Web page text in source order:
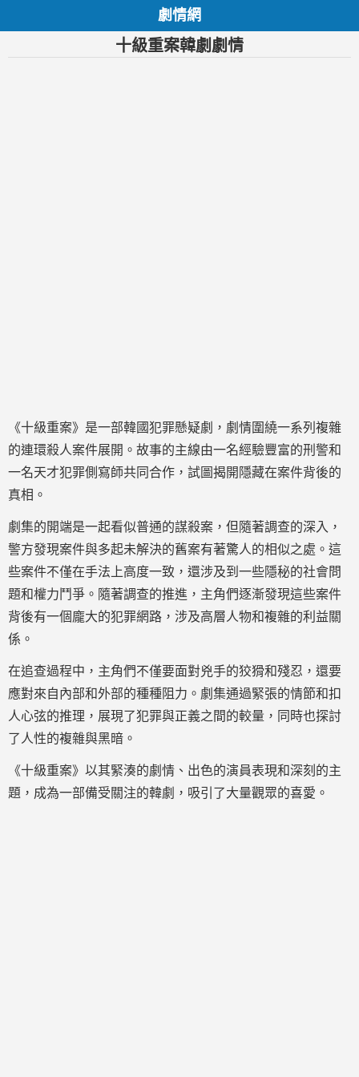
劇情網
十級重案韓劇劇情
《十級重案》是一部韓國犯罪懸疑劇，劇情圍繞一系列複雜
的連環殺人案件展開。故事的主線由一名經驗豐富的刑警和
一名天才犯罪側寫師共同合作，試圖揭開隱藏在案件背後的
真相。
劇集的開端是一起看似普通的謀殺案，但隨著調查的深入，
警方發現案件與多起未解決的舊案有著驚人的相似之處。這
些案件不僅在手法上高度一致，還涉及到一些隱秘的社會問
題和權力鬥爭。隨著調查的推進，主角們逐漸發現這些案件
背後有一個龐大的犯罪網路，涉及高層人物和複雜的利益關
係。
在追查過程中，主角們不僅要面對兇手的狡猾和殘忍，還要
應對來自內部和外部的種種阻力。劇集通過緊張的情節和扣
人心弦的推理，展現了犯罪與正義之間的較量，同時也探討
了人性的複雜與黑暗。
《十級重案》以其緊湊的劇情、出色的演員表現和深刻的主
題，成為一部備受關注的韓劇，吸引了大量觀眾的喜愛。